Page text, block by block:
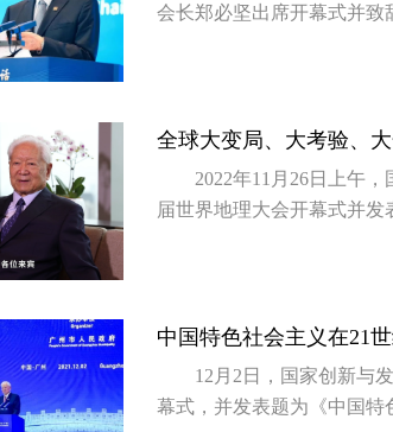
会长郑必坚出席开幕式并致
全球大变局、大考验、
2022年11月26日上午
届世界地理大会开幕式并发
中国特色社会主义在21
12月2日，国家创新与
幕式，并发表题为《中国特